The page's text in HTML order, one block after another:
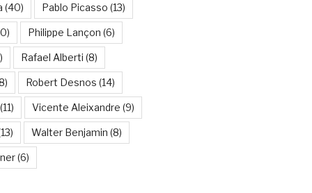
(40) Pablo Picasso (13)
Philippe Lançon (6)
Rafael Alberti (8)
Robert Desnos (14)
(11) Vicente Aleixandre (9)
Walter Benjamin (8)
(6)